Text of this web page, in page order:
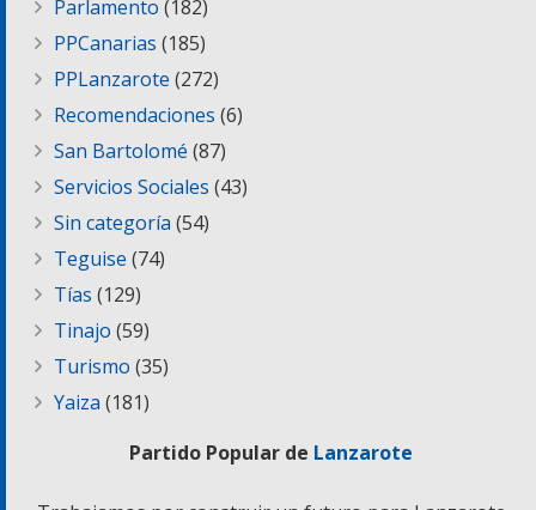
Parlamento (182)
PPCanarias (185)
PPLanzarote (272)
Recomendaciones (6)
San Bartolomé (87)
Servicios Sociales (43)
Sin categoría (54)
Teguise (74)
Tías (129)
Tinajo (59)
Turismo (35)
Yaiza (181)
Partido Popular de Lanzarote